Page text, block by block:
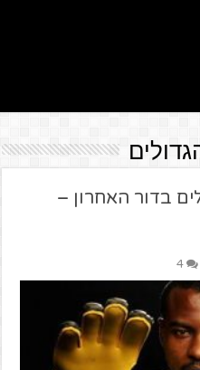
בדור האחרון –
4